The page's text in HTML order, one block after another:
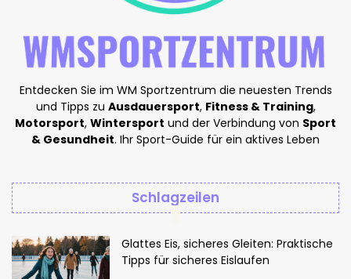
Entdecken Sie im WM Sportzentrum die neuesten Trends
und Tipps zu Ausdauersport, Fitness & Training,
Motorsport, Wintersport und der Verbindung von Sport
& Gesundheit. Ihr Sport-Guide für ein aktives Leben
Schlagzeilen
Glattes Eis, sicheres Gleiten: Praktische
Tipps für sicheres Eislaufen